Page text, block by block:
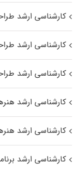
کارشناسی ارشد
کارشناسی ارشد
کارشناسی ارشد
کارشناسی ارشد
کارشناسی ارشد
کارشناسی ارشد